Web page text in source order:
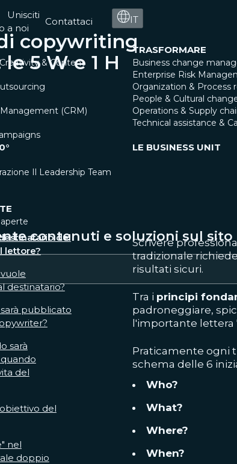
Unisciti
a noi
Contattaci IT
& Content
(CRM)
TRASFORMARE
Business change
Enterprise Risk
Organization & Process
People & Cultural
Operations & Supply
Technical assistance &
Il Leadership Team
LE BUSINESS UNIT
contenuti e soluzioni sul sito
copywriting
5 W e 1 H
del
lettore?
destinatario?
pubblicato
sarà
del
del
nel
doppio
Scrivere
tradizionale
risultati sicuri.
Tra i principi
padroneggiare,
l'importante lettera
Praticamente ogni
schema delle 6
Who?
What?
Where?
When?